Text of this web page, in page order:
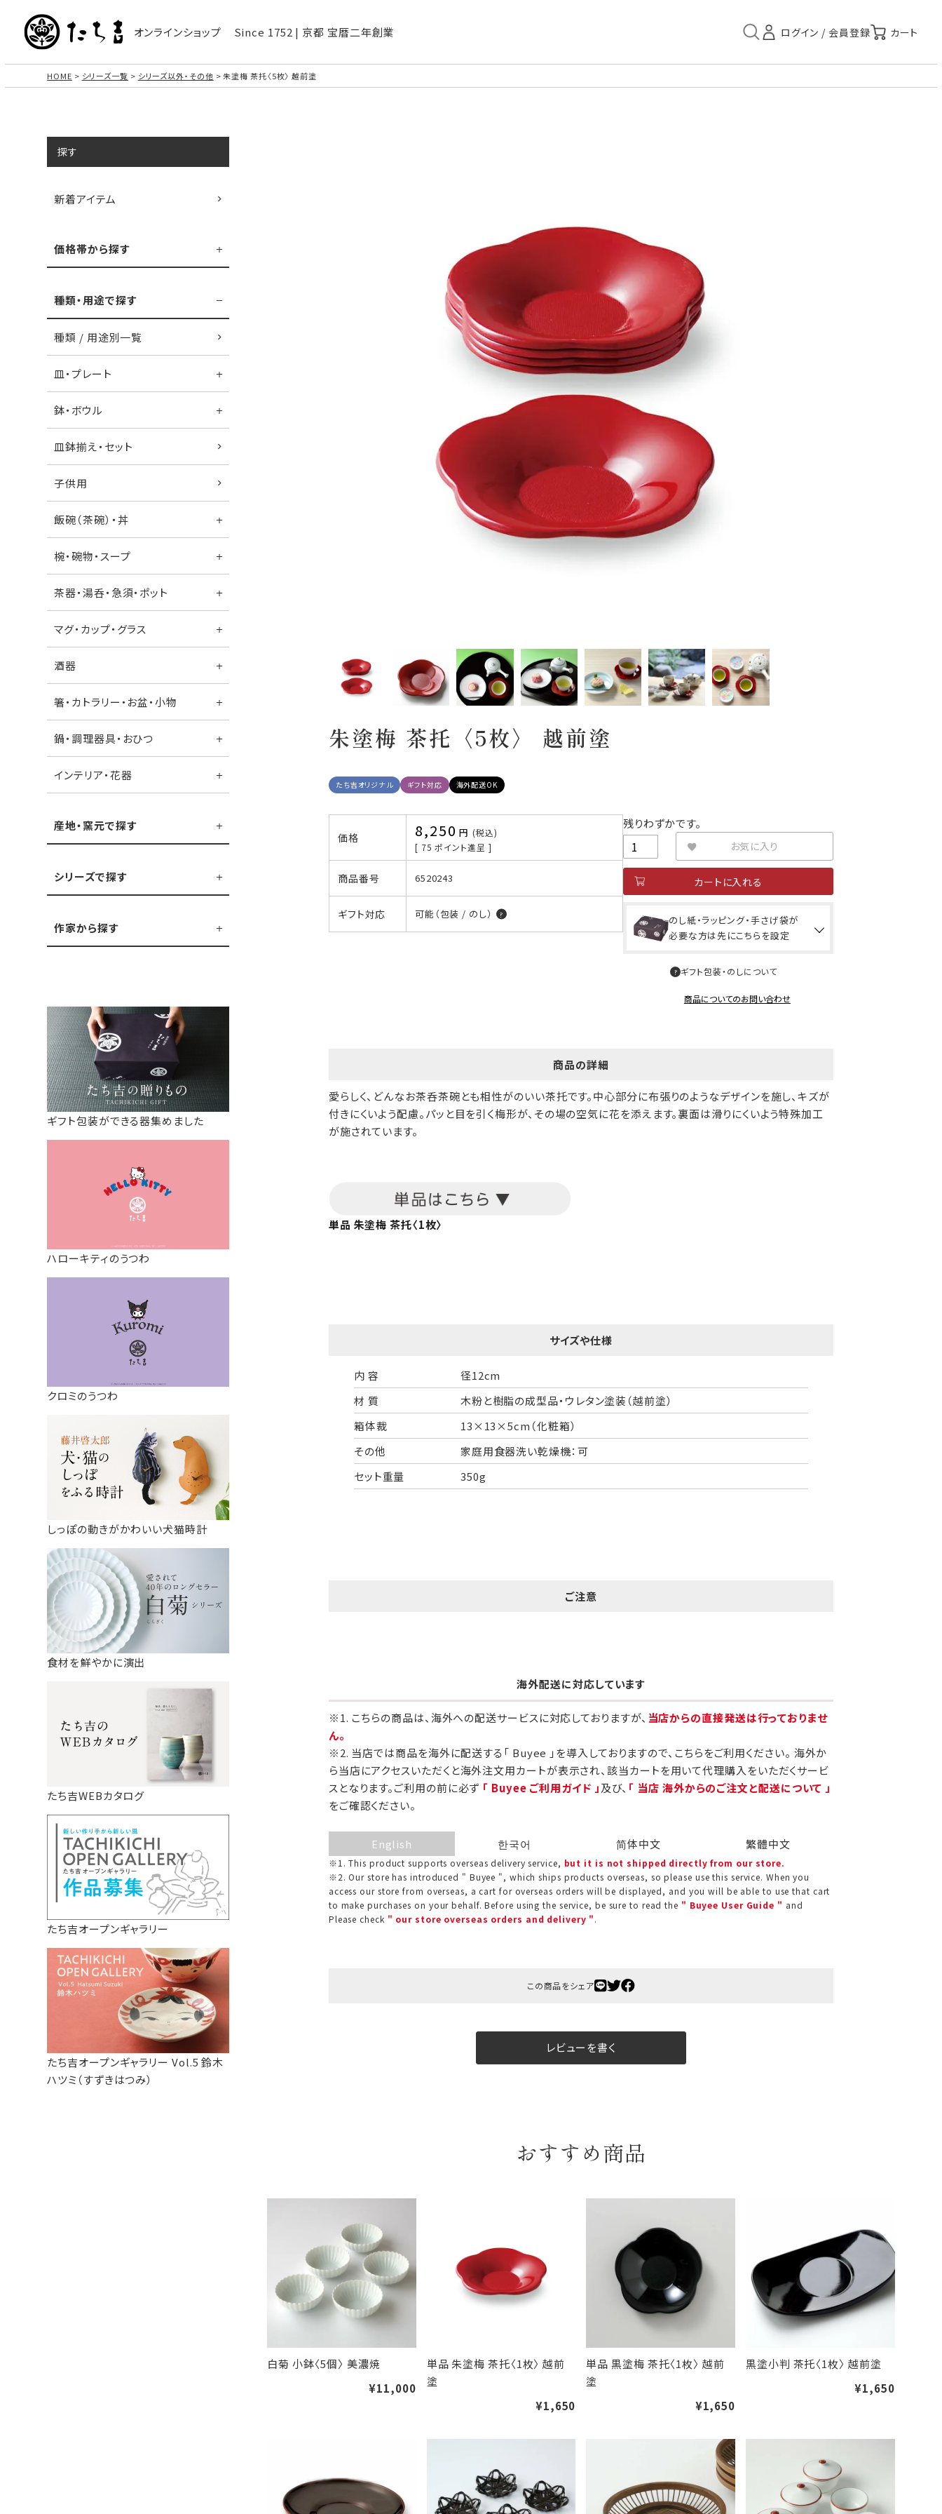
オンラインショップ Since 1752 | 京都 宝暦二年創業
HOME シリーズ一覧 シリーズ以外・その他 朱塗梅 茶托〈5枚〉 越前塗
探す
新着アイテム
価格帯から探す
種類・用途で探す
種類 / 用途別一覧
皿・プレート
鉢・ボウル
皿鉢揃え・セット
子供用
飯碗（茶碗）・丼
椀・碗物・スープ
茶器・湯呑・急須・ポット
マグ・カップ・グラス
酒器
箸・カトラリー・お盆・小物
鍋・調理器具・おひつ
インテリア・花器
産地・窯元で探す
シリーズで探す
作家から探す
ギフト包装ができる器集めました
ハローキティのうつわ
クロミのうつわ
しっぽの動きがかわいい犬猫時計
食材を鮮やかに演出
たち吉WEBカタログ
たち吉オープンギャラリー
たち吉オープンギャラリー Vol.5 鈴木
ハツミ（すずきはつみ）
朱塗梅 茶托〈5枚〉 越前塗
たち吉オリジナル ギフト対応 海外配送OK
価格 8,250
税込
[ 75 ポイント進呈 ]
商品番号 6520243
ギフト対応 可能（包装 / のし）
A.一般的なギフトに使用する包装紙です。
B.婚礼や出産、長寿祝などに使用する包装紙です。
A
段ボールの上から熨斗紙・包装紙をか
ける簡易包装（天掛け包装）です。
手提袋はお付けできません。
包装紙でお包みできない一部の商品
は、ギフト袋にお入れいたします。
ご注文時に、ご希望枚数をご記入ください。
A:京名所 袋
サイズ
横
幅
9cm
B:京名所 袋
30cm
袋のサイズは当店で最適なものをご用意いたします。
ご提供枚数の上限はご注文商品数となります。
のしについてはこちらをご覧ください
残りわずかです。
お気に入り
カートに入れる
のし紙・ラッピング・手さげ袋が
必要な方は先にこちらを設定
ギフト包装・のしについて
商品についてのお問い合わせ
商品の詳細
愛らしく、どんなお茶呑茶碗とも相性がのいい茶托です。中心部分に布張りのようなデザインを施し、キズが
付きにくいよう配慮。パッと目を引く梅形が、その場の空気に花を添えます。裏面は滑りにくいよう特殊加工
が施されています。
単品 朱塗梅 茶托〈1枚〉
サイズや仕様
内 容
径12cm
材 質
木粉と樹脂の成型品・ウレタン塗装（越前塗）
箱体裁
13×13×5cm（化粧箱）
その他
家庭用食器洗い乾燥機：可
セット重量
350g
ご注意
海外配送に対応しています
※1. こちらの商品は、海外への配送サービスに対応しておりますが、 当店からの直接発送は行っておりませ
ん。
※2. 当店では商品を海外に配送する「 Buyee 」を導入しておりますので、こちらをご利用ください。 海外か
ら当店にアクセスいただくと海外注文用カートが表示され、該当カートを用いて代理購入をいただくサービ
スとなります。ご利用の前に必ず 「 Buyee ご利用ガイド 」及び、 「 当店 海外からのご注文と配送について 」
をご確認ください。
English
※1. This product supports overseas delivery service, but it is not shipped directly from our store.
※2. Our store has introduced " Buyee ", which ships products overseas, so please use this service. When you
access our store from overseas, a cart for overseas orders will be displayed, and you will be able to use that cart
to make purchases on your behalf. Before using the service, be sure to read the " Buyee User Guide " and
Please check " our store overseas orders and delivery ".
한국어 简体中文 繁體中文
この商品をシェア
レビューを書く
おすすめ商品
白菊 小鉢〈5個〉 美濃焼
¥11,000
単品 朱塗梅 茶托〈1枚〉 越前
塗
¥1,650
単品 黒塗梅 茶托〈1枚〉 越前
塗
¥1,650
黒塗小判 茶托〈1枚〉 越前塗
¥1,650